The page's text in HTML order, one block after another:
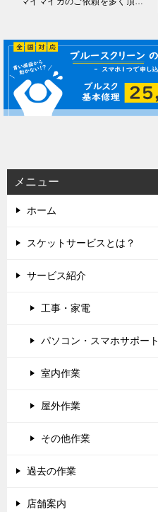
ナ
ビ
ゲ
ー
ンメニュー
ホーム
スケットサービスとは？
サービス紹介
工事・家電
パソコン・スマホサポート
室内作業
屋外作業
その他作業
過去の作業
店舗案内